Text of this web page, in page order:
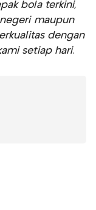
bola terkini,
maupun
dengan
setiap hari.